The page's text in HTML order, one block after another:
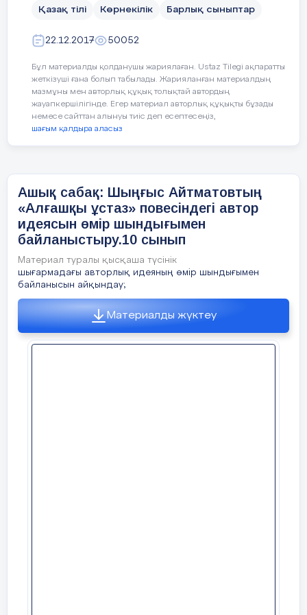
туралы не білесің?
2. Әсірелеу, шендестіру туралы жааз.
Мысал келтір.
3. Күрделі сөздер, олардың түрлері.
Мысал келтір.
4. Сөйлемге толық (асты сызылған сөзге
ұрпақ – тәуелсіз елдің тірегі.
5. «Өтірік сөз өрге баспас». Өз ойыңды
білдір.
Қазақ тілі Көрнекілік Барлық сыныптар
22.12.2017 50052
Бұл материалды қолданушы жариялаған. Ustaz Tilegi ақпаратты
жеткізуші ғана болып табылады. Жарияланған материалдың
мазмұны мен авторлық құқық толықтай автордың
жауапкершілігінде. Егер материал авторлық құқықты бұзады
немесе сайттан алынуы тиіс деп есептесеңіз,
шағым қалдыра аласыз
Ашық сабақ: Шыңғыс Айтматовтың
«Алғашқы ұстаз» повесіндегі автор
идеясын өмір шындығымен
байланыстыру.10 сынып
Материал туралы қысқаша түсінік
шығармадағы авторлық идеяның өмір шындығымен
байланысын айқындау;
Материалды жүктеу